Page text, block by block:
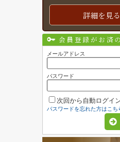
詳細を見る
会員登録がお済
メールアドレス
パスワード
次回から自動ログイ
パスワードを忘れた方はこち